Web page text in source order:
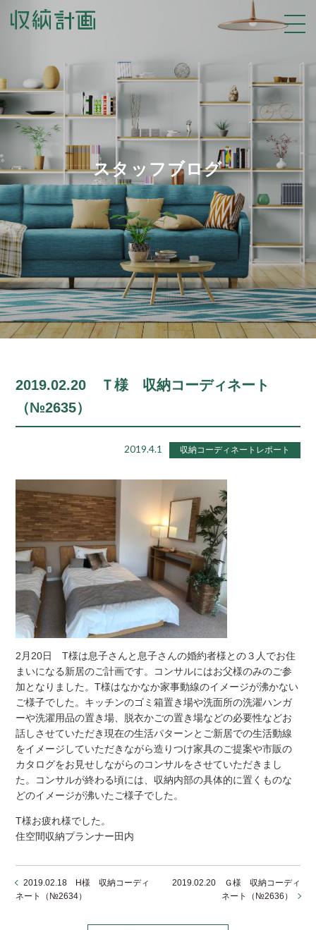
スタッフブログ
2019.02.20 Ｔ様 収納コーディネート
（№2635）
2019.4.1 収納コーディネートレポート
2月20日 T様は息子さんと息子さんの婚約者様との３人でお住
まいになる新居のご計画です。コンサルにはお父様のみのご参
加となりました。T様はなかなか家事動線のイメージが沸かない
ご様子でした。キッチンのゴミ箱置き場や洗面所の洗濯ハンガ
ーや洗濯用品の置き場、脱衣かごの置き場などの必要性などお
話しさせていただき現在の生活パターンとご新居での生活動線
をイメージしていただきながら造りつけ家具のご提案や市販の
カタログをお見せしながらのコンサルをさせていただきまし
た。コンサルが終わる頃には、収納内部の具体的に置くものな
どのイメージが沸いたご様子でした。
T様お疲れ様でした。
住空間収納プランナー田内
2019.02.18 H様 収納コーディ
ネート（№2634）
2019.02.20 Ｇ様 収納コーディ
ネート（№2636）